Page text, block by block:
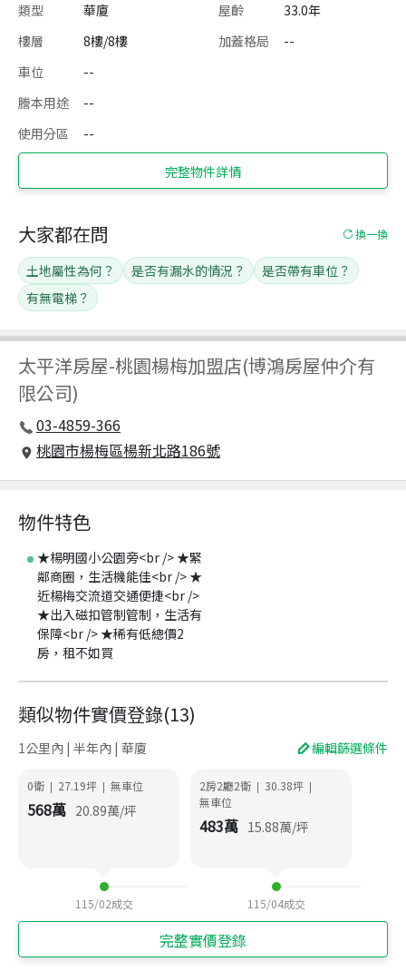
類型 華廈 屋齡
33.0年
樓層
8樓/8樓 加蓋格局
--
車位
--
謄本用途
--
使用分區
--
完整物件詳情
太平洋房屋-桃園楊梅加盟店(博鴻房屋仲介有
限公司)
03-4859-366
桃園市楊梅區楊新北路186號
大家都在問 換一換
土地屬性為何？ 是否有漏水的情況？
是否帶有車位？
有無電梯？
物件特色
★楊明國小公園旁<br /> ★緊
鄰商圈，生活機能佳<br /> ★
近楊梅交流道交通便捷<br />
★出入磁扣管制管制，生活有
保障<br /> ★稀有低總價2
房，租不如買
類似物件實價登錄(13)
1公里內 | 半年內 | 華廈 編輯篩選條件
0衛 | 27.19坪 | 無車位
568萬 20.89萬/坪
115/02成交
2房2廳2衛 | 30.38坪 |
無車位
483萬 15.88萬/坪
115/04成交
完整實價登錄